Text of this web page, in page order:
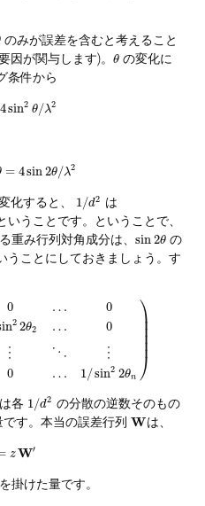
のみが誤差を含むと考えること
因が関与します)。
θの変化に
条件から
4sin2 θ/λ2
= 4sin2θ/λ2
化すると、 1/d2 は
いうことです。ということで、
重み行列対角成分は、sin2θの
うことにしておきましょう。す
0
2 2θ2
⋮
0
…
…
⋱
…
0
0
⋮
1/sin2 2θn
⎞
⎠
⎟⎟⎟⎟⎟
各 1/d2 の分散の逆数そのもの
す。本当の誤差行列 Wは、
zW′
掛けた量です。